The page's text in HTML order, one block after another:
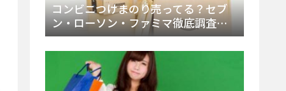
コンビニつけまのり売ってる？セブ
ン・ローソン・ファミマ徹底調査！
ドンキや薬局、Amazon楽天で買う方
法まとめ